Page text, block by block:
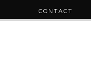
CONTACT